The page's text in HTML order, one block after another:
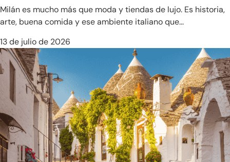
Indonesia
Japón
Maldivas
Sri Lanka
Tailandia
Vietnam
Otros destinos en Asia
India
Milán es mucho más que moda y tiendas de lujo. Es historia,
arte, buena comida y ese ambiente italiano que...
13 de julio de 2026